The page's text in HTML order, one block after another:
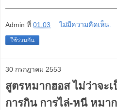
Admin ที่ 01:03 ไม่มีความคิดเห็น:
ใช้ร่วมกัน
30 กรกฎาคม 2553
สูตรหมากฮอส ไม่ว่าจะ
การกิน การไล่-หนี หมา